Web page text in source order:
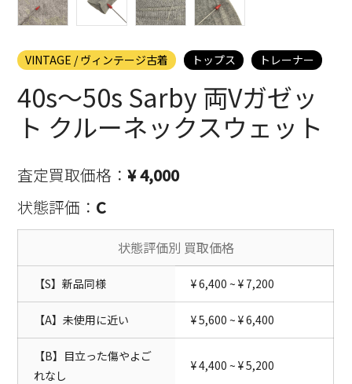
VINTAGE / ヴィンテージ古着 トップス トレーナー
40s〜50s Sarby 両Vガゼッ
ト クルーネックスウェット
査定買取価格：¥ 4,000
状態評価： C
状態評価別 買取価格
【S】新品同様 ¥ 6,400 ~ ¥ 7,200
【A】未使用に近い ¥ 5,600 ~ ¥ 6,400
【B】目立った傷やよご
れなし
¥ 4,400 ~ ¥ 5,200